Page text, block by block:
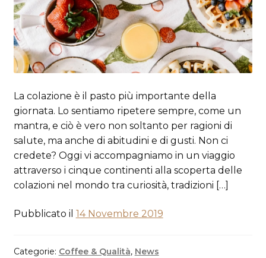
La colazione è il pasto più importante della
giornata. Lo sentiamo ripetere sempre, come un
mantra, e ciò è vero non soltanto per ragioni di
salute, ma anche di abitudini e di gusti. Non ci
credete? Oggi vi accompagniamo in un viaggio
attraverso i cinque continenti alla scoperta delle
colazioni nel mondo tra curiosità, tradizioni […]
Pubblicato il 14 Novembre 2019
Categorie: Coffee & Qualità, News